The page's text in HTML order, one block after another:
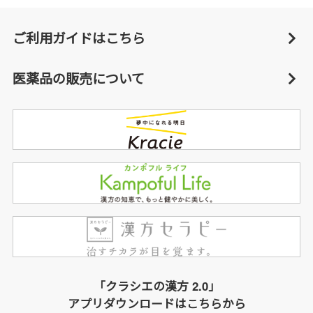
ご利用ガイドはこちら
医薬品の販売について
「クラシエの漢方 2.0」
アプリダウンロードはこちらから